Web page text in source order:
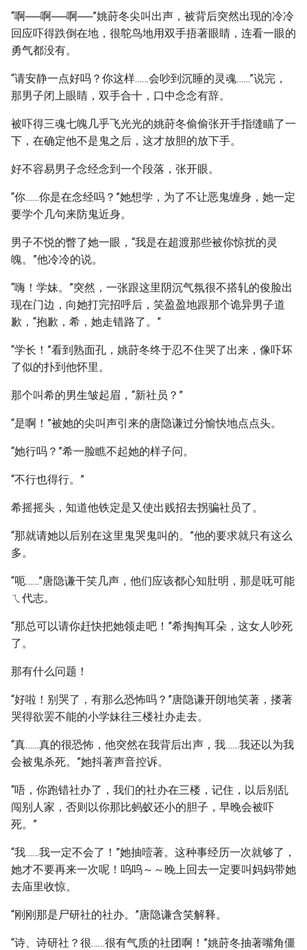
“啊──啊──啊──”姚莳冬尖叫出声，被背后突然出现的冷冷
回应吓得跌倒在地，很鸵鸟地用双手捂著眼睛，连看一眼的
勇气都没有。
“请安静一点好吗？你这样……会吵到沉睡的灵魂……”说完，
那男子闭上眼睛，双手合十，口中念念有辞。
被吓得三魂七魄几乎飞光光的姚莳冬偷偷张开手指缝瞄了一
下，在确定他不是鬼之后，这才放胆的放下手。
好不容易男子念经念到一个段落，张开眼。
“你……你是在念经吗？”她想学，为了不让恶鬼缠身，她一定
要学个几句来防鬼近身。
男子不悦的瞥了她一眼，“我是在超渡那些被你惊扰的灵
魄。”他冷冷的说。
“嗨！学妹。”突然，一张跟这里阴沉气氛很不搭轧的俊脸出
现在门边，向她打完招呼后，笑盈盈地跟那个诡异男子道
歉，“抱歉，希，她走错路了。”
“学长！”看到熟面孔，姚莳冬终于忍不住哭了出来，像吓坏
了似的扑到他怀里。
那个叫希的男生皱起眉，“新社员？”
“是啊！”被她的尖叫声引来的唐隐谦过分愉快地点点头。
“她行吗？”希一脸瞧不起她的样子问。
“不行也得行。”
希摇摇头，知道他铁定是又使出贱招去拐骗社员了。
“那就请她以后别在这里鬼哭鬼叫的。”他的要求就只有这么
多。
“呃……”唐隐谦干笑几声，他们应该都心知肚明，那是呒可能
ㄟ代志。
“那总可以请你赶快把她领走吧！”希掏掏耳朵，这女人吵死
了。
那有什么问题！
“好啦！别哭了，有那么恐怖吗？”唐隐谦开朗地笑著，搂著
哭得欲罢不能的小学妹往三楼社办走去。
“真……真的很恐怖，他突然在我背后出声，我……我还以为我
会被鬼杀死。”她抖著声音控诉。
“唔，你跑错社办了，我们的社办在三楼，记住，以后别乱
闯别人家，否则以你那比蚂蚁还小的胆子，早晚会被吓
死。”
“我……我一定不会了！”她抽噎著。这种事经历一次就够了，
她才不要再来一次呢！呜呜～～晚上回去一定要叫妈妈带她
去庙里收惊。
“刚刚那是尸研社的社办。”唐隐谦含笑解释。
“诗、诗研社？很……很有气质的社团啊！”姚莳冬抽著嘴角僵